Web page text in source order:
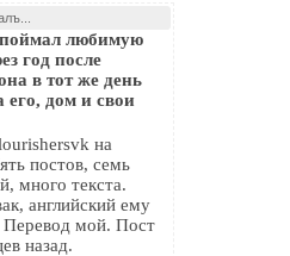
любимую
год после
в тот же день
его, дом и свои
постов, семь
много текста.
английский ему
Перевод мой. Пост
назад.